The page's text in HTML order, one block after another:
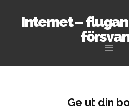
Internet –
Ge ut din